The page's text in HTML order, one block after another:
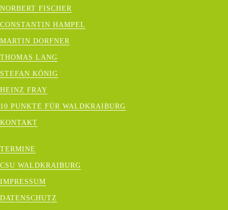
NORBERT FISCHER
CONSTANTIN HAMPEL
MARTIN DORFNER
THOMAS LANG
STEFAN KÖNIG
HEINZ FRAY
10 PUNKTE FÜR WALDKRAIBURG
KONTAKT
TERMINE
CSU WALDKRAIBURG
IMPRESSUM
DATENSCHUTZ
WALDKRAIBURG
WIEDER STARK
MACHEN!"
Als Ihr Bürgermeisterkandidat setze ich mich
entschlossen für die Zukunft Waldkraiburgs
ein. Unsere Stadt soll ein Ort sein, an dem
wir gerne leben, uns sicher fühlen und
gemeinsam etwas bewegen. Mit
Verantwortung und Weitblick möchte ich
Waldkraiburg voranbringen.
Kirchmeier